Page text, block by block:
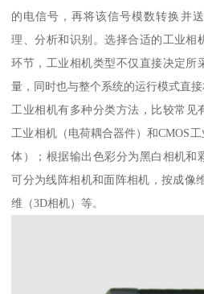
的电信号，再将该信号模数转换并
理、分析和识别。选择合适的工业相
环节，工业相机类型不仅直接决定所
量，同时也与整个系统的运行模式直接
工业相机有多种分类方法，比较常见
工业相机（电荷耦合器件）和CMOS
体）；根据输出色彩分为黑白相机和
可分为线阵相机和面阵相机，按成像
维（3D相机）等。